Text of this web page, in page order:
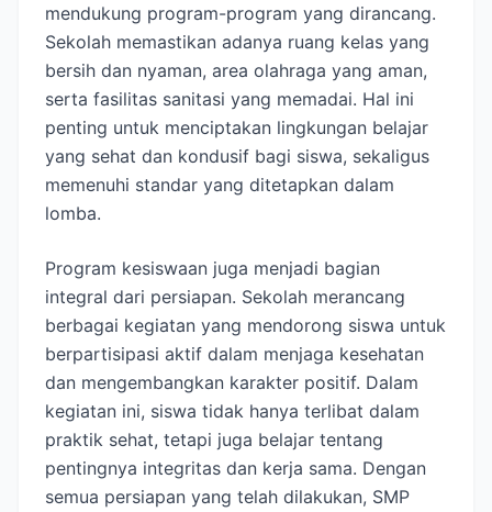
mendukung program-program yang dirancang.
Sekolah memastikan adanya ruang kelas yang
bersih dan nyaman, area olahraga yang aman,
serta fasilitas sanitasi yang memadai. Hal ini
penting untuk menciptakan lingkungan belajar
yang sehat dan kondusif bagi siswa, sekaligus
memenuhi standar yang ditetapkan dalam
lomba.
Program kesiswaan juga menjadi bagian
integral dari persiapan. Sekolah merancang
berbagai kegiatan yang mendorong siswa untuk
berpartisipasi aktif dalam menjaga kesehatan
dan mengembangkan karakter positif. Dalam
kegiatan ini, siswa tidak hanya terlibat dalam
praktik sehat, tetapi juga belajar tentang
pentingnya integritas dan kerja sama. Dengan
semua persiapan yang telah dilakukan, SMP